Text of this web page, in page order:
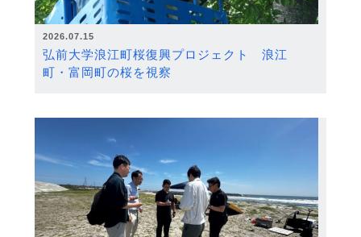
2026.07.15
弘前大学浪江町桜復興プロジェクト 浪江
町・富岡町の桜を視察